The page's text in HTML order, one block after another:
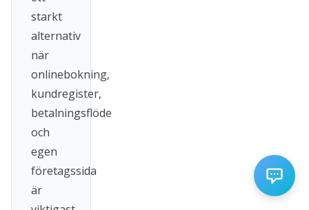
starkt
alternativ
när
onlinebokning,
kundregister,
betalningsflöde
och
egen
företagssida
är